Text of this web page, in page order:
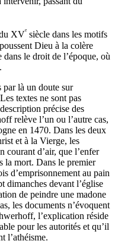
XVᵉ siècle dans les motifs
Dieu à la colère
dans le droit de l’époque, où
par là un doute sur
textes ne sont pas
précise des
relève l’un ou l’autre cas,
en 1470. Dans les deux
et à la Vierge, les
courant d’air, que l’enfer
la mort. Dans le premier
d’emprisonnement au pain
dimanches devant l’église
de peindre une madone
les documents n’évoquent
l’explication réside
pour les autorités et qu’il
l’athéisme.